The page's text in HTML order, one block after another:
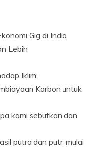
Gig di India
Lebih
Iklim:
Karbon untuk
kami sebutkan dan
putra dan putri mulai